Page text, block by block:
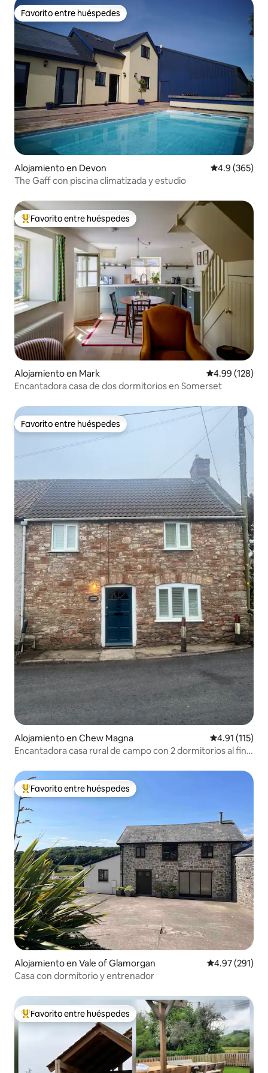
Favorito entre huéspedes
Favorito entre huéspedes
Alojamiento en Devon Calificación
4.9 (365)
The Gaff con piscina climatizada y estudio
Favorito entre huéspedes preferido
Favorito entre huéspedes
Alojamiento en Mark Calificación
4.99 (128)
Encantadora casa de dos dormitorios en Somerset
Favorito entre huéspedes
Favorito entre huéspedes
Alojamiento en Chew Magna Calificación
4.91 (115)
Encantadora casa rural de campo con 2 dormitorios al final
Favorito entre huéspedes preferido
Favorito entre huéspedes
Alojamiento en Vale of Glamorgan Calificación
4.97 (291)
Casa con dormitorio y entrenador
Favorito entre huéspedes preferido
Favorito entre huéspedes